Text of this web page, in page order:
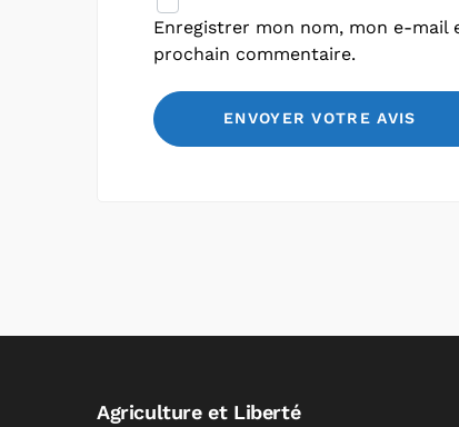
Enregistrer mon nom, mon e-mail
prochain commentaire.
Agriculture et Liberté